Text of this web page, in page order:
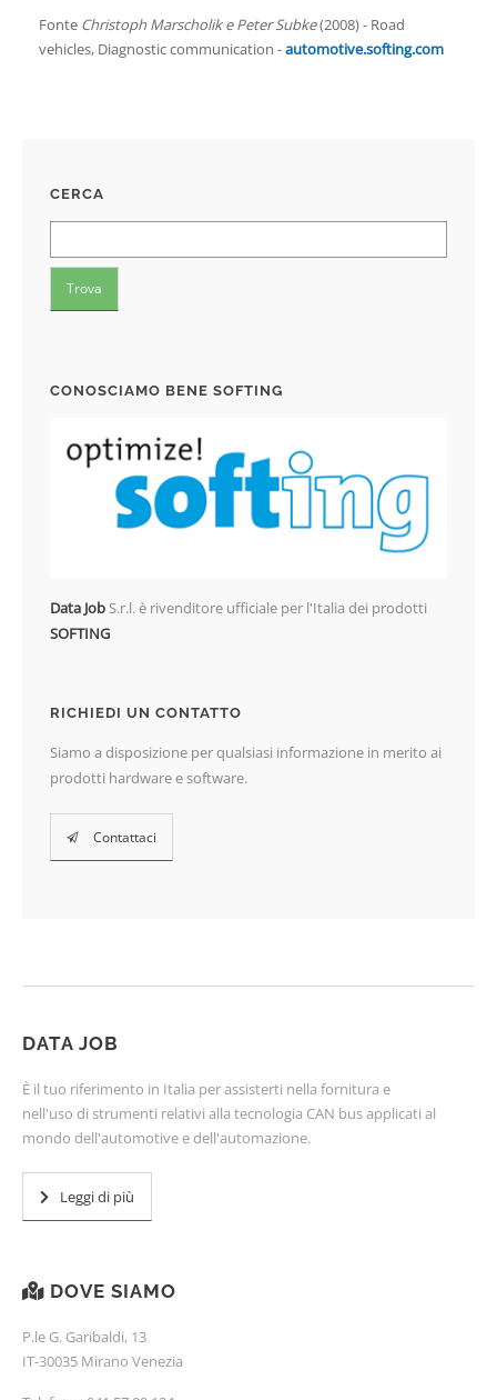
Fonte Christoph Marscholik e Peter Subke(2008) - Road
vehicles, Diagnostic communication -automotive.softing.com
CERCA
CONOSCIAMO BENE SOFTING
Data JobS.r.l. è rivenditore ufficiale per l'Italia dei prodotti
SOFTING
RICHIEDI UN CONTATTO
Siamo a disposizione per qualsiasi informazione in merito ai
prodotti hardware e software.
Contattaci
DATA JOB
È il tuo riferimento in Italia per assisterti nella fornitura e
nell'uso di strumenti relativi alla tecnologia CAN bus applicati al
mondo dell'automotive e dell'automazione.
Leggi di più
DOVE SIAMO
P.le G. Garibaldi, 13
IT-30035 Mirano Venezia